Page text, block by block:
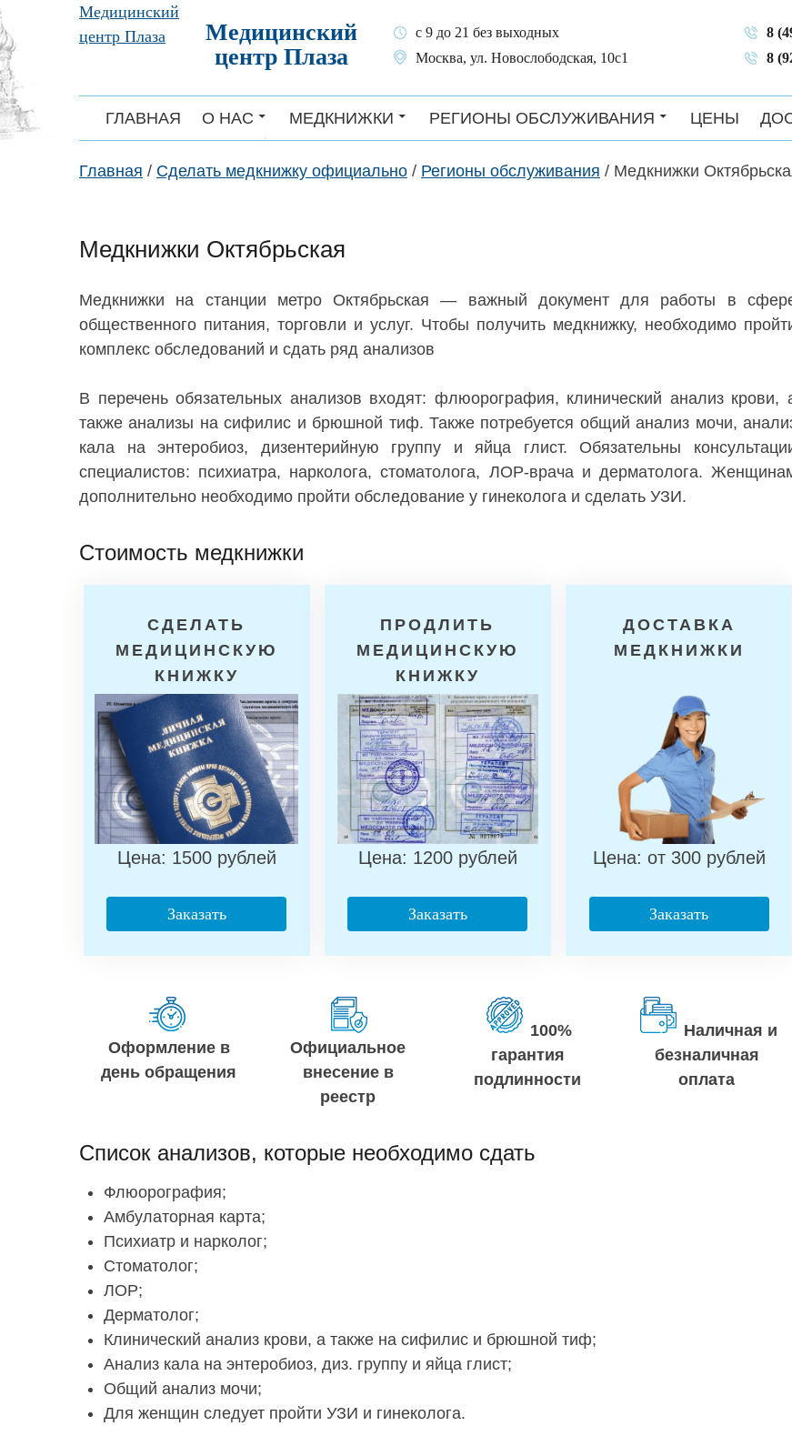
Skip
to
content
Медицинский
центр Плаза
Медицинский
центр Плаза
с 9 до 21 без выходных
Москва, ул. Новослободская, 10с1
8
8
ГЛАВНАЯ О НАС МЕДКНИЖКИ РЕГИОНЫ ОБСЛУЖИВАНИЯ ЦЕНЫ
Главная / Сделать медкнижку официально / Регионы обслуживания / Медкнижки
Медкнижки Октябрьская
Медкнижки на станции метро Октябрьская — важный документ для работы в
общественного питания, торговли и услуг. Чтобы получить медкнижку, необходимо
комплекс обследований и сдать ряд анализов
В перечень обязательных анализов входят: флюорография, клинический анализ крови,
также анализы на сифилис и брюшной тиф. Также потребуется общий анализ мочи,
кала на энтеробиоз, дизентерийную группу и яйца глист. Обязательны
специалистов: психиатра, нарколога, стоматолога, ЛОР-врача и дерматолога.
дополнительно необходимо пройти обследование у гинеколога и сделать УЗИ.
Стоимость медкнижки
СДЕЛАТЬ
МЕДИЦИНСКУЮ
КНИЖКУ
Цена: 1500 рублей
Заказать
ПРОДЛИТЬ
МЕДИЦИНСКУЮ
КНИЖКУ
Цена: 1200 рублей
Заказать
ДОСТАВКА
МЕДКНИЖКИ
Цена: от 300 рублей
Заказать
Оформление в
день обращения
Официальное
внесение в
реестр
100%
гарантия
подлинности
Наличная и
безналичная
оплата
Список анализов, которые необходимо сдать
Флюорография;
Амбулаторная карта;
Психиатр и нарколог;
Стоматолог;
ЛОР;
Дерматолог;
Клинический анализ крови, а также на сифилис и брюшной тиф;
Анализ кала на энтеробиоз, диз. группу и яйца глист;
Общий анализ мочи;
Для женщин следует пройти УЗИ и гинеколога.